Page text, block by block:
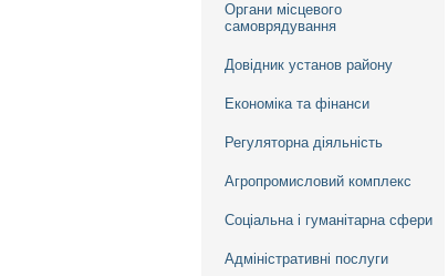
Органи місцевого
самоврядування
Довідник установ району
Економіка та фінанси
Регуляторна діяльність
Агропромисловий комплекс
Соціальна і гуманітарна сфери
Адміністративні послуги